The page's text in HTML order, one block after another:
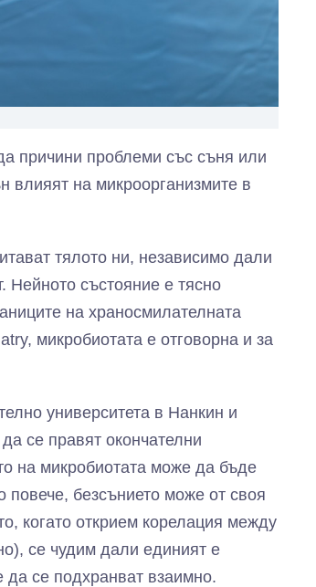
причини проблеми със съня или
влияят на микроорганизмите в
тялото ни, независимо дали
Нейното състояние е тясно
на храносмилателната
микробиотата е отговорна и за
университета в Нанкин и
се правят окончателни
на микробиотата може да бъде
безсънието може от своя
когато открием корелация между
се чудим дали единият е
да се подхранват взаимно.